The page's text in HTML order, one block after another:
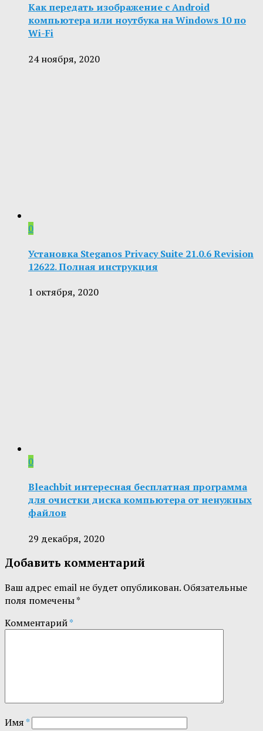
Как передать изображение с Android
компьютера или ноутбука на Windows 10 по
Wi-Fi
24 ноября, 2020
0
Установка Steganos Privacy Suite 21.0.6 Revision
12622. Полная инструкция
1 октября, 2020
0
Bleachbit интересная бесплатная программа
для очистки диска компьютера от ненужных
файлов
29 декабря, 2020
Добавить комментарий
Ваш адрес email не будет опубликован. Обязательные
поля помечены*
Комментарий*
Имя*